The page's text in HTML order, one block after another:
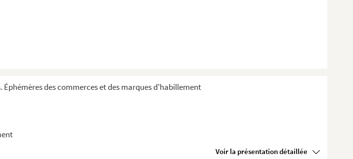
des commerces et des marques d'habillement
Voir la présentation détaillée